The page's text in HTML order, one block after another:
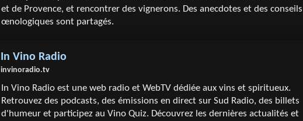
et de Provence, et rencontrer des vignerons. Des anecdotes et des conseils
œnologiques sont partagés.
In Vino Radio
invinoradio.tv
In Vino Radio est une web radio et WebTV dédiée aux vins et spiritueux.
Retrouvez des podcasts, des émissions en direct sur Sud Radio, des billets
d'humeur et participez au Vino Quiz. Découvrez les dernières actualités et